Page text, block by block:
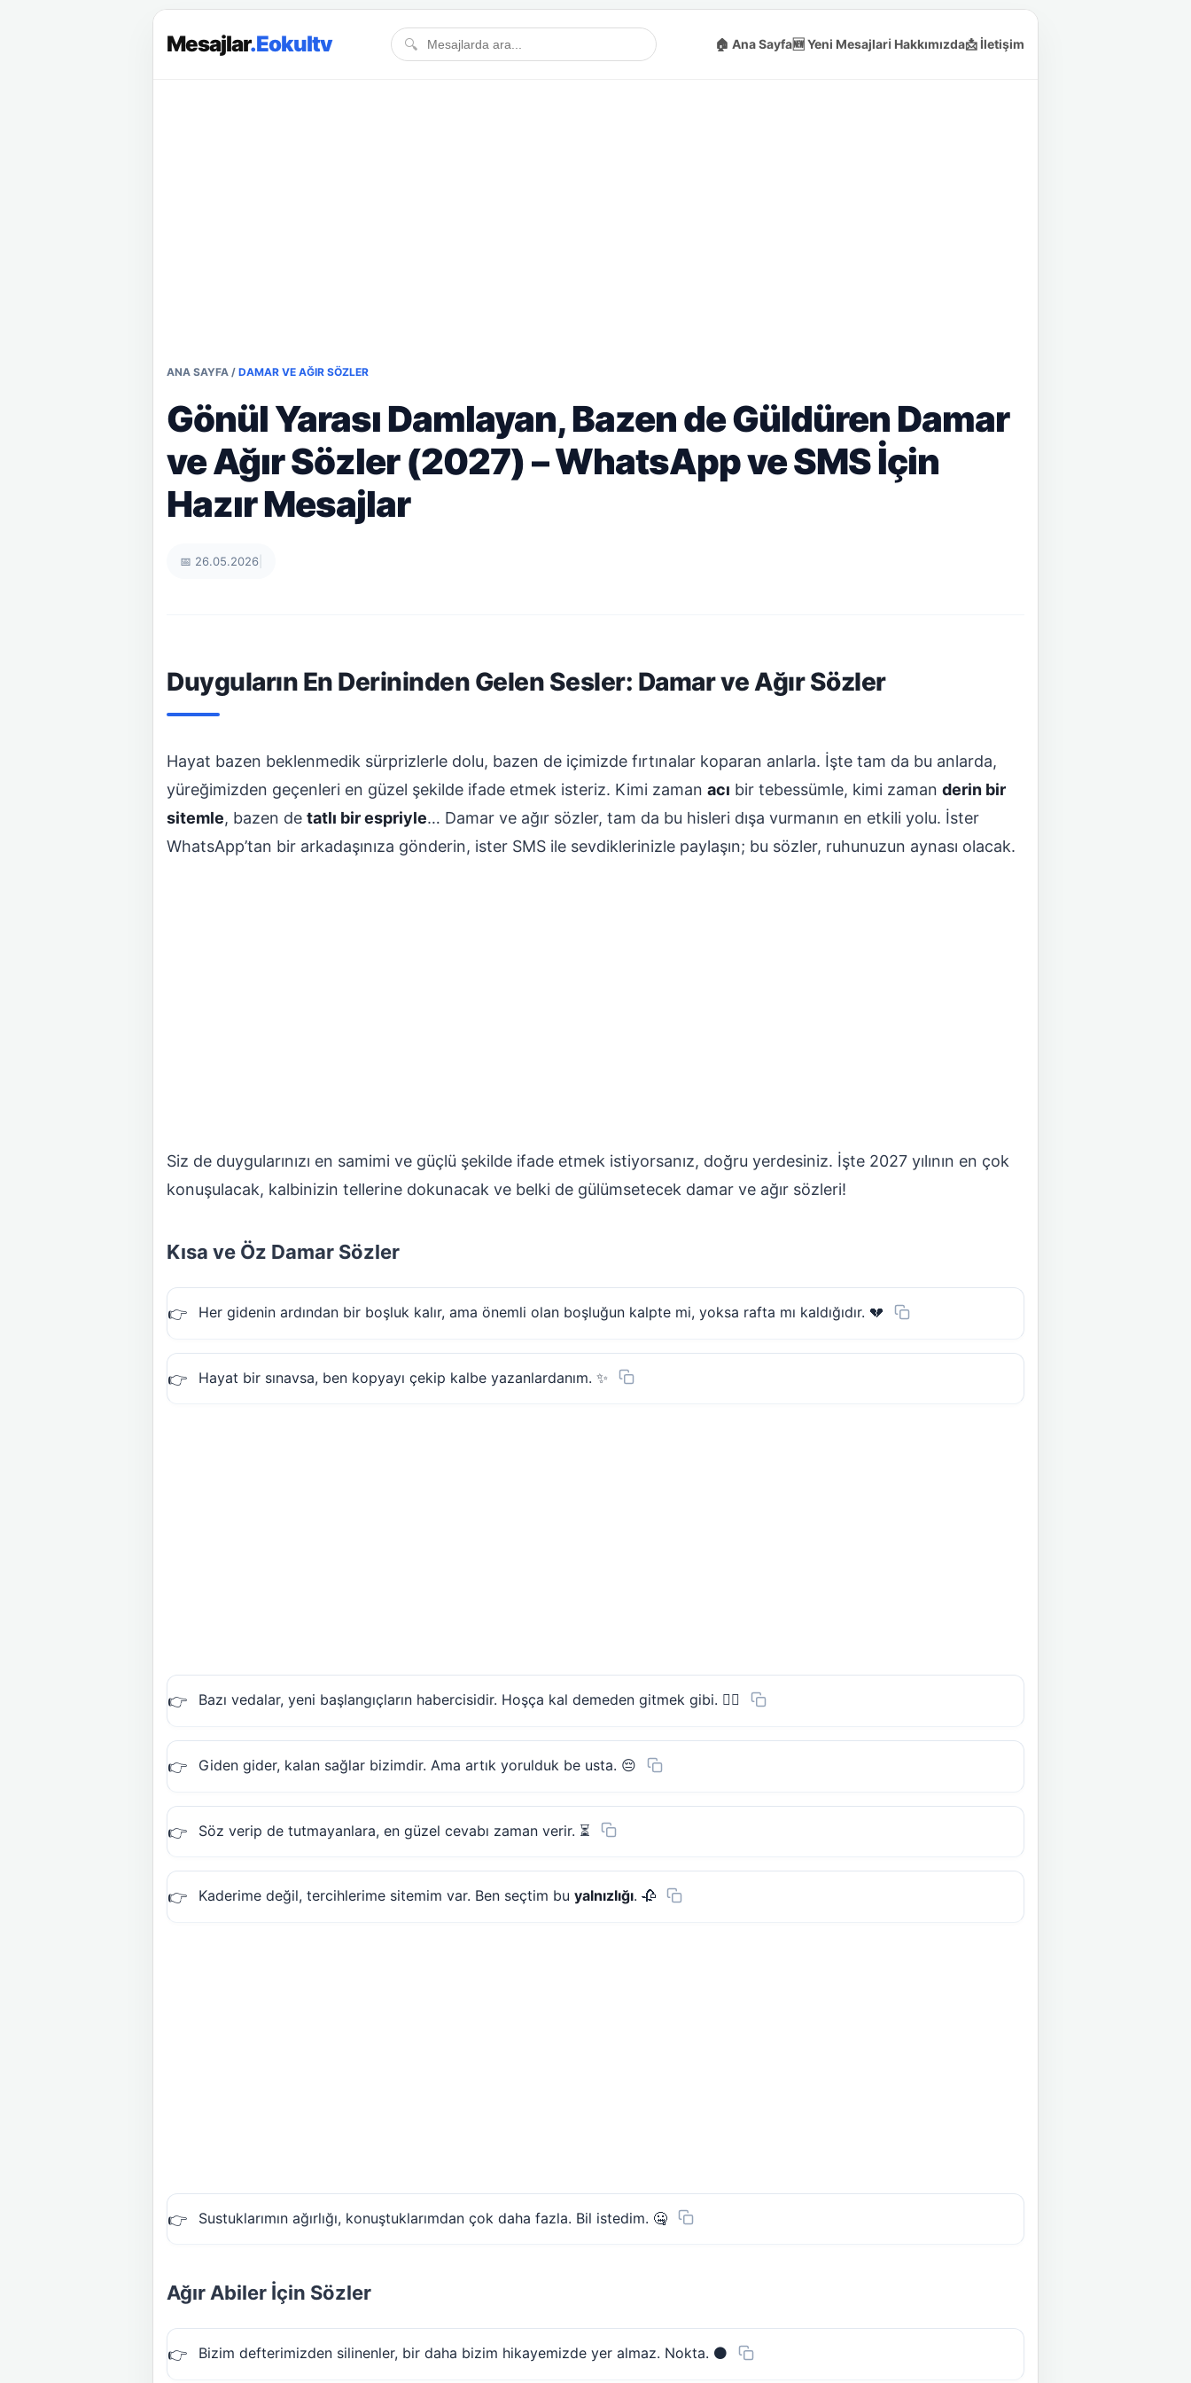
Mesajlar.Eokultv 🔍 🏠 Ana Sayfa🆕 Yeni Mesajlarℹ️ Hakkımızda📩 İletişim
ANA SAYFA / DAMAR VE AĞIR SÖZLER
Gönül Yarası Damlayan, Bazen de Güldüren Damar
ve Ağır Sözler (2027) – WhatsApp ve SMS İçin
Hazır Mesajlar
📅 26.05.2026
Duyguların En Derininden Gelen Sesler: Damar ve Ağır Sözler
Hayat bazen beklenmedik sürprizlerle dolu, bazen de içimizde fırtınalar koparan anlarla. İşte tam da bu anlarda,
yüreğimizden geçenleri en güzel şekilde ifade etmek isteriz. Kimi zaman acı bir tebessümle, kimi zaman derin bir
sitemle, bazen de tatlı bir espriyle… Damar ve ağır sözler, tam da bu hisleri dışa vurmanın en etkili yolu. İster
WhatsApp’tan bir arkadaşınıza gönderin, ister SMS ile sevdiklerinizle paylaşın; bu sözler, ruhunuzun aynası olacak.
Siz de duygularınızı en samimi ve güçlü şekilde ifade etmek istiyorsanız, doğru yerdesiniz. İşte 2027 yılının en çok
konuşulacak, kalbinizin tellerine dokunacak ve belki de gülümsetecek damar ve ağır sözleri!
Kısa ve Öz Damar Sözler
Her gidenin ardından bir boşluk kalır, ama önemli olan boşluğun kalpte mi, yoksa rafta mı kaldığıdır. 💔
Hayat bir sınavsa, ben kopyayı çekip kalbe yazanlardanım. ✨
Bazı vedalar, yeni başlangıçların habercisidir. Hoşça kal demeden gitmek gibi. 🚶‍♂️
Giden gider, kalan sağlar bizimdir. Ama artık yorulduk be usta. 😔
Söz verip de tutmayanlara, en güzel cevabı zaman verir. ⏳
Kaderime değil, tercihlerime sitemim var. Ben seçtim bu yalnızlığı. 🥀
Sustuklarımın ağırlığı, konuştuklarımdan çok daha fazla. Bil istedim. 🤐
Ağır Abiler İçin Sözler
Bizim defterimizden silinenler, bir daha bizim hikayemizde yer almaz. Nokta. ⚫